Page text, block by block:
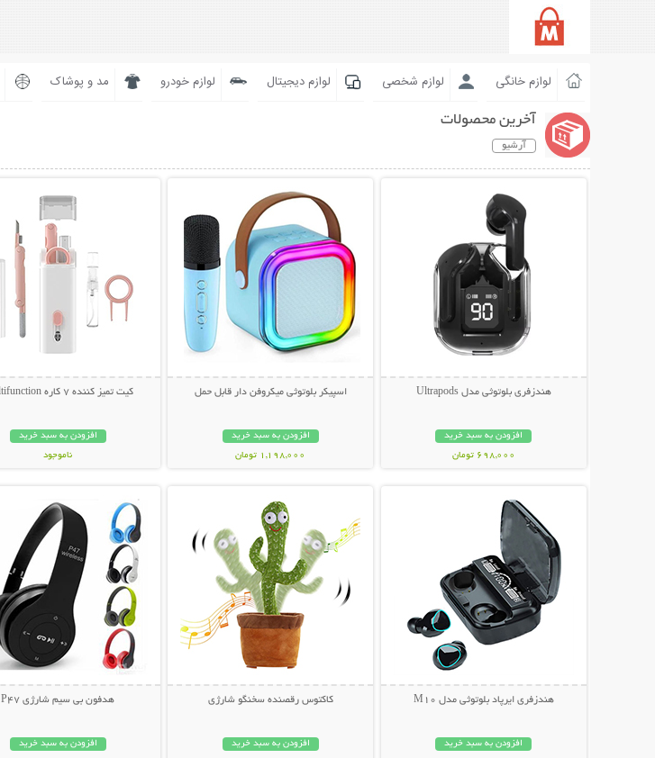
لوازم خانگی لوازم شخصی لوازم دیجیتال لوازم خودرو مد و پوشاک
آخرین محصولات
آرشیو
هندزفری بلوتوثی مدل Ultrapods
افزودن به سبد خرید
698,000 تومان
اسپیکر بلوتوثی میکروفن دار قابل حمل
افزودن به سبد خرید
1,198,000 تومان
کیت تمیز کننده 7 کاره Multifunction
افزودن به سبد خرید
ناموجود
هندزفری ایرپاد بلوتوثی مدل M10
افزودن به سبد خرید
کاکتوس رقصنده سخنگو شارژی
افزودن به سبد خرید
هدفون بی سیم شارژی P47
افزودن به سبد خرید